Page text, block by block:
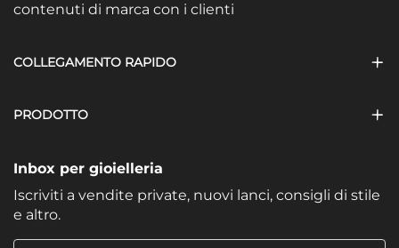
contenuti di marca con i clienti
COLLEGAMENTO RAPIDO
PRODOTTO
Inbox per gioielleria
Iscriviti a vendite private, nuovi lanci, consigli di stile
e altro.